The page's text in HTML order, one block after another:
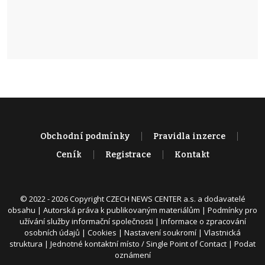
Obchodní podmínky
Pravidla inzerce
Ceník
Registrace Kontakt
© 2022 - 2026 Copyright CZECH NEWS CENTER a.s. a dodavatelé
obsahu | Autorská práva k publikovaným materiálům | Podmínky pro
užívání služby informační společnosti | Informace o zpracování
osobních údajů | Cookies | Nastavení soukromí | Vlastnická
struktura | Jednotné kontaktní místo / Single Point of Contact | Podat
oznámení